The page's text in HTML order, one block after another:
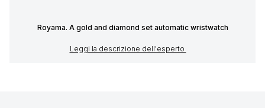
Royama. A gold and diamond set automatic wristwatch
Leggi la descrizione dell'esperto